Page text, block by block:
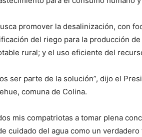
promover la desalinización, con
del riego para la producción
rural; y el uso eficiente del
ser parte de la solución”, dijo el
comuna de Colina.
mis compatriotas a tomar plena
cuidado del agua como un